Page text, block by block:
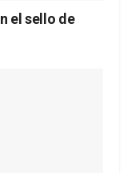
el sello de